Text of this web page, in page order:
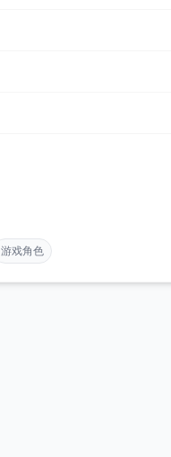
游戏角色